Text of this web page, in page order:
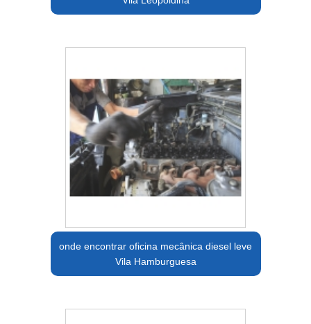
onde encontrar oficina mecânica diesel leve
Vila Hamburguesa